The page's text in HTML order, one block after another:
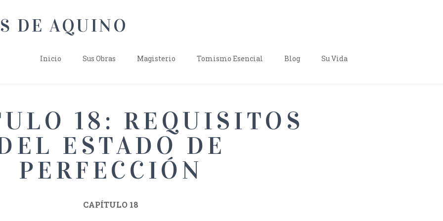
Inicio Sus Obras Magisterio Tomismo Esencial Blog Su Vida
18: REQUISITOS
ESTADO DE
PERFECCIÓN
CAPÍTULO 18